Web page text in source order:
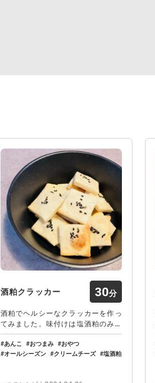
酒粕クラッカー 30
酒粕でヘルシーなクラッカーを作っ
てみました。味付けは塩酒粕のみで
すが、丁度良い塩…
あんこ おつまみ
おやつ
オールシーズン
クリームチーズ 塩酒粕